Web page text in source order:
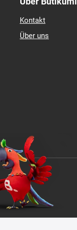
Kontakt
Über uns